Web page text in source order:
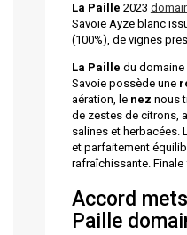
La Paille 2023
Savoie Ayze blanc
(100%), de vignes
La Paille du domaine
Savoie possède une
aération, le nez nous
de zestes de citrons,
salines et herbacées.
et parfaitement
rafraîchissante.
Accord
Paille